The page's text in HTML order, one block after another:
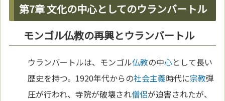
第7章 文化の中心としてのウランバートル
モンゴル仏教の再興とウランバートル
ウランバートルは、モンゴル仏教の中心として長い
歴史を持つ。1920年代からの社会主義時代に宗教弾
圧が行われ、寺院が破壊され僧侶が迫害されたが、